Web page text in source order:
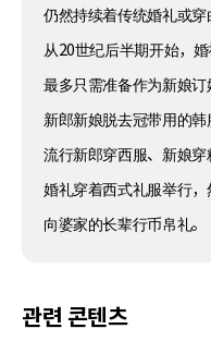
仍然持续着传统婚礼或穿
从20世纪后半期开始，
最多只需准备作为新娘订
新郎新娘脱去冠带用的韩
流行新郎穿西服、新娘穿
婚礼穿着西式礼服举行，
向婆家的长辈行币帛礼。
관련 콘텐츠